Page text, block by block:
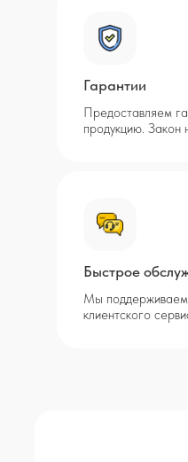
Гарантии
Предоставляем
продукцию.
Быстрое
Мы поддерживаем
клиентского